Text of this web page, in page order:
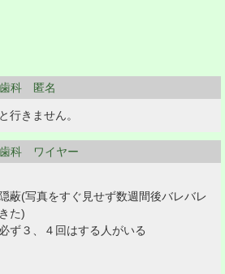
科 匿名
行きません。
科 ワイヤー
蔽(写真をすぐ見せず数週間後バレバレ
た)
ず３、４回はする人がいる